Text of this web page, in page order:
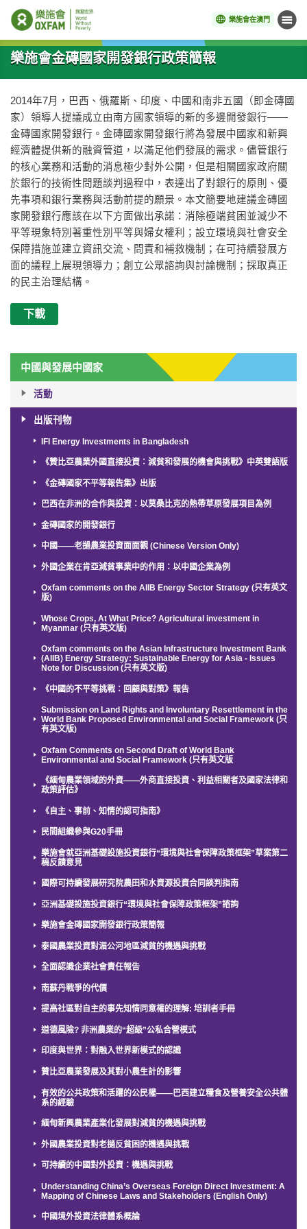
樂施會在澳門 目錄
開始主要內容
樂施會金磚國家開發銀行政策簡報
中國與發展中國家
活動
出版刊物
IFI Energy Investments in Bangladesh
《贊比亞農業外國直接投資：減貧和發展的機會與挑戰》中英雙語版
《金磚國家不平等報告集》出版
巴西在非洲的合作與投資：以莫桑比克的熱帶草原發展項目為例
金磚國家的開發銀行
中國——老撾農業投資面面觀 (Chinese Version Only)
外國企業在肯亞減貧事業中的作用：以中國企業為例
Oxfam comments on the AIIB Energy Sector Strategy (只有英文
版)
Whose Crops, At What Price? Agricultural investment in
Myanmar (只有英文版)
Oxfam comments on the Asian Infrastructure Investment Bank
(AIIB) Energy Strategy: Sustainable Energy for Asia - Issues
Note for Discussion (只有英文版)
《中國的不平等挑戰：回顧與對策》報告
Submission on Land Rights and Involuntary Resettlement in the
World Bank Proposed Environmental and Social Framework (只
有英文版)
Oxfam Comments on Second Draft of World Bank
Environmental and Social Framework (只有英文版
《緬甸農業領域的外資——外商直接投資、利益相關者及國家法律和
政策評估》
《自主、事前、知情的認可指南》
民間組織參與G20手冊
樂施會就亞洲基礎設施投資銀行“環境與社會保障政策框架”草案第二
稿反饋意見
國際可持續發展研究院農田和水資源投資合同談判指南
亞洲基礎設施投資銀行“環境與社會保障政策框架”諮詢
樂施會金磚國家開發銀行政策簡報
泰國農業投資對湄公河地區減貧的機遇與挑戰
全面認識企業社會責任報告
南蘇丹戰爭的代價
提高社區對自主的事先知情同意權的理解: 培訓者手冊
道德風險? 非洲農業的“超級”公私合營模式
印度與世界：對融入世界新模式的認識
贊比亞農業發展及其對小農生計的影響
有效的公共政策和活躍的公民權——巴西建立糧食及營養安全公共體
系的經驗
緬甸新興農業產業化發展對減貧的機遇與挑戰
外國農業投資對老撾反貧困的機遇與挑戰
可持續的中國對外投資：機遇與挑戰
Understanding China’s Overseas Foreign Direct Investment: A
Mapping of Chinese Laws and Stakeholders (English Only)
中國境外投資法律體系概論
2014年7月，巴西、俄羅斯、印度、中國和南非五國（即金磚國
家）領導人提議成立由南方國家領導的新的多邊開發銀行——
金磚國家開發銀行。金磚國家開發銀行將為發展中國家和新興
經濟體提供新的融資管道，以滿足他們發展的需求。儘管銀行
的核心業務和活動的消息極少對外公開，但是相關國家政府關
於銀行的技術性問題談判過程中，表達出了對銀行的原則、優
先事項和銀行業務與活動前提的願景。本文簡要地建議金磚國
家開發銀行應該在以下方面做出承諾：消除極端貧困並減少不
平等現象特別著重性別平等與婦女權利；設立環境與社會安全
保障措施並建立資訊交流、問責和補救機制；在可持續發展方
面的議程上展現領導力；創立公眾諮詢與討論機制；採取真正
的民主治理結構。
下載